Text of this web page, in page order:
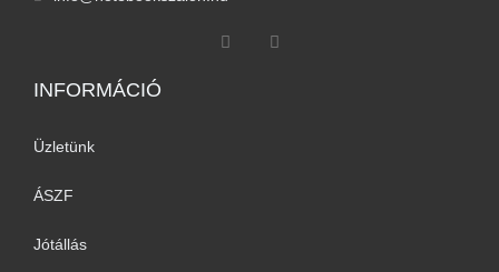
INFORMÁCIÓ​
Üzletünk
ÁSZF
Jótállás